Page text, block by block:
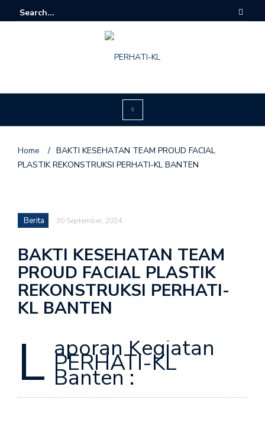
Home / BAKTI KESEHATAN TEAM PROUD FACIAL
PLASTIK REKONSTRUKSI PERHATI-KL BANTEN
Berita 30 September, 2024
BAKTI KESEHATAN TEAM
PROUD FACIAL PLASTIK
REKONSTRUKSI PERHATI-
KL BANTEN
L aporan Kegiatan
PERHATI-KL
Banten :